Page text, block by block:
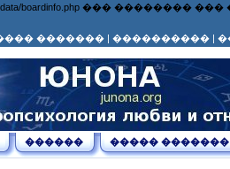
boardinfo.php ���
������� | ���������� |
������ ����� �������